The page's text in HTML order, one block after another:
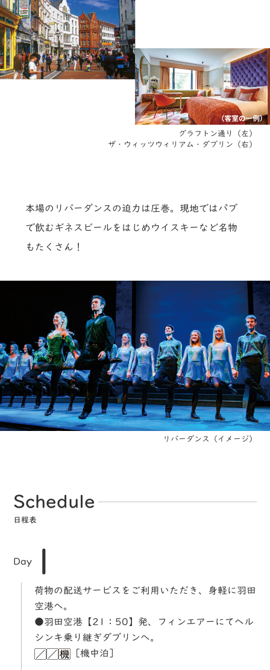
グラフトン通り（左）
ザ・ウィッツウィリアム・ダブリン（右）
本場のリバーダンスの迫力は圧巻。現地ではパブ
で飲むギネスビールをはじめウイスキーなど名物
もたくさん！
リバーダンス（イメージ）
Schedule
日程表
Day 1
荷物の配送サービスをご利用いただき、身軽に羽田
空港へ。
●羽田空港【21：50】発、フィンエアーにてヘル
シンキ乗り継ぎダブリンへ。
［機中泊］